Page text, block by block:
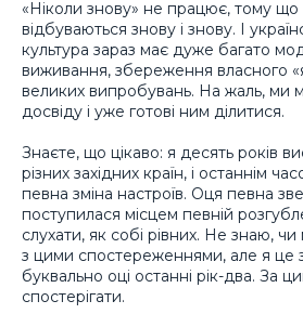
«Ніколи знову» не працює, тому що
відбуваються знову і знову. І
культура зараз має дуже багато
виживання, збереження власного
великих випробувань. На жаль, ми
досвіду і уже готові ним ділитися.
Знаєте, що цікаво: я десять років
різних західних країн, і останнім
певна зміна настроїв. Оця певна
поступилася місцем певній
слухати, як собі рівних. Не знаю, чи
з цими спостереженнями, але я це
буквально оці останні рік-два. За
спостерігати.